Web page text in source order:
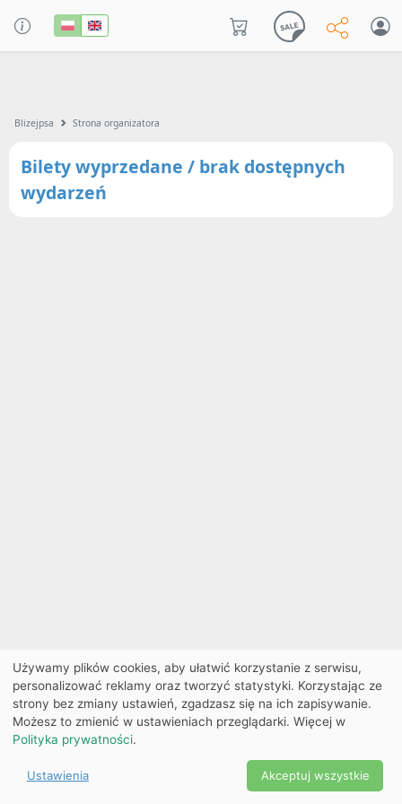
Blizejpsa Strona organizatora
Bilety wyprzedane / brak dostępnych
wydarzeń
Ekobilet2026 |
Ustawienia
cookies
2026
Używamy plików cookies, aby ułatwić korzystanie z serwisu,
personalizować reklamy oraz tworzyć statystyki. Korzystając ze
strony bez zmiany ustawień, zgadzasz się na ich zapisywanie.
Możesz to zmienić w ustawieniach przeglądarki. Więcej w
Polityka prywatności.
Ustawienia Akceptuj wszystkie